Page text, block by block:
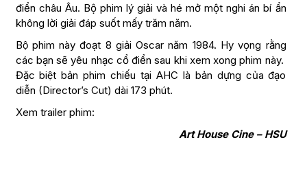
điển châu Âu. Bộ phim lý giải và hé mở một nghi án bí ẩn
không lời giải đáp suốt mấy trăm năm.
Bộ phim này đoạt 8 giải Oscar năm 1984. Hy vọng rằng
các bạn sẽ yêu nhạc cổ điển sau khi xem xong phim này.
Đặc biệt bản phim chiếu tại AHC là bản dựng của đạo
diễn (Director’s Cut) dài 173 phút.
Xem trailer phim:
Art House Cine – HSU